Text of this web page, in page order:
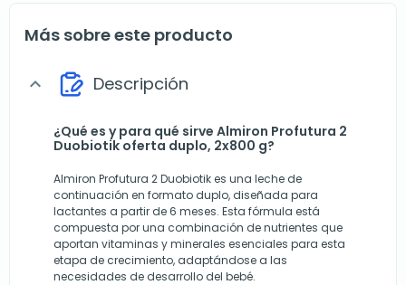
Más sobre este producto
expand_more Descripción
¿Qué es y para qué sirve Almiron Profutura 2
Duobiotik oferta duplo, 2x800 g?
Almiron Profutura 2 Duobiotik es una leche de
continuación en formato duplo, diseñada para
lactantes a partir de 6 meses. Esta fórmula está
compuesta por una combinación de nutrientes que
aportan vitaminas y minerales esenciales para esta
etapa de crecimiento, adaptándose a las
necesidades de desarrollo del bebé.